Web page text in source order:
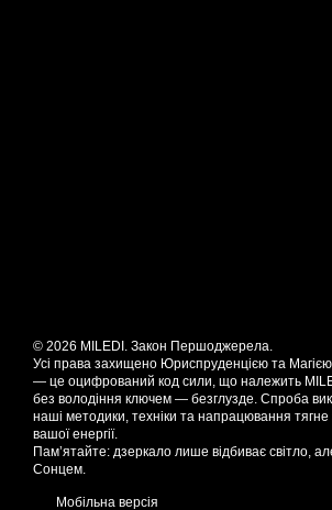
© 2026 MILEDI. Закон Першоджерела.
Усі права захищено Юриспруденцією та
— це оцифрований код сили, що належить
без володіння ключем — безглузде. Спроба
наші методики, техніки та напрацювання
вашої енергії.
Пам’ятайте: дзеркало лише відбиває світло,
Сонцем.
Мобільна версія